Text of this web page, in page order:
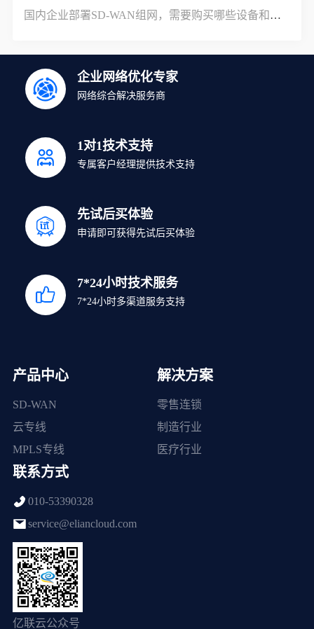
国内企业部署SD-WAN组网，需要购买哪些设备和服务？
企业网络优化专家
网络综合解决服务商
1对1技术支持
专属客户经理提供技术支持
先试后买体验
申请即可获得先试后买体验
7*24小时技术服务
7*24小时多渠道服务支持
产品中心
SD-WAN
云专线
MPLS专线
解决方案
零售连锁
制造行业
医疗行业
联系方式
010-53390328
service@eliancloud.com
亿联云公众号